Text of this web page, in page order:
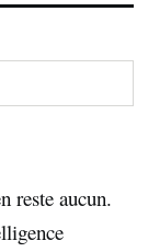
reste aucun.